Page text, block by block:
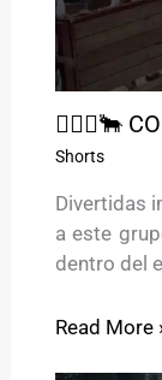
🏃🏻‍♂️🐂
Shorts
Divertidas
a este
dentro del
Read More